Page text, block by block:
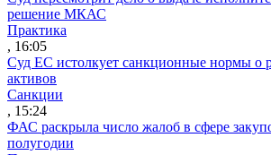
решение МКАС
Практика
, 16:05
Суд ЕС истолкует санкционные нормы о
активов
Санкции
, 15:24
ФАС раскрыла число жалоб в сфере
полугодии